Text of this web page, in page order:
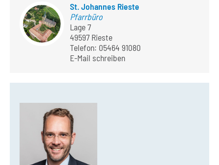
St. Johannes Rieste
Pfarrbüro
Lage 7
49597 Rieste
Telefon: 05464 91080
E-Mail schreiben